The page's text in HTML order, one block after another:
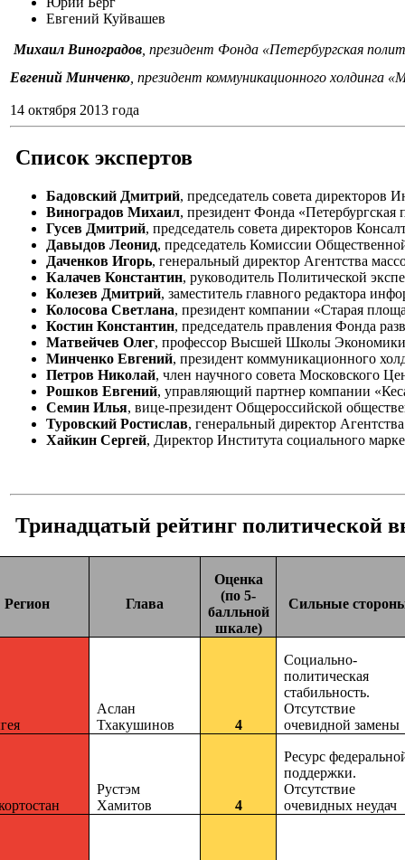
Евгений Куйвашев
Михаил Виноградов , президент Фонда «Петербургская
Евгений Минченко , президент коммуникационного холдинга
14 октября 2013 года
Список экспертов
Бадовский Дмитрий, председатель совета директоров
Виноградов Михаил, президент Фонда «Петербургская
Гусев Дмитрий, председатель совета директоров
Давыдов Леонид, председатель Комиссии
Даченков Игорь, генеральный директор Агентства
Калачев Константин, руководитель Политической
Колезев Дмитрий, заместитель главного редактора
Колосова Светлана, президент компании «Старая
Костин Константин, председатель правления Фонда
Матвейчев Олег, профессор Высшей Школы
Минченко Евгений, президент коммуникационного
Петров Николай, член научного совета Московского
Рошков Евгений, управляющий партнер компании
Семин Илья, вице-президент Общероссийской
Туровский Ростислав, генеральный директор
Хайкин Сергей, Директор Института социального
Тринадцатый рейтинг политической
Регион Глава
Оценка
(по 5-
балльной
шкале)
Сильные
Аслан
Тхакушинов
4
Социально-
политическая
стабильность.
Отсутствие
очевидной замены
Рустэм
Хамитов
4
Ресурс
поддержки.
Отсутствие
очевидных неудач